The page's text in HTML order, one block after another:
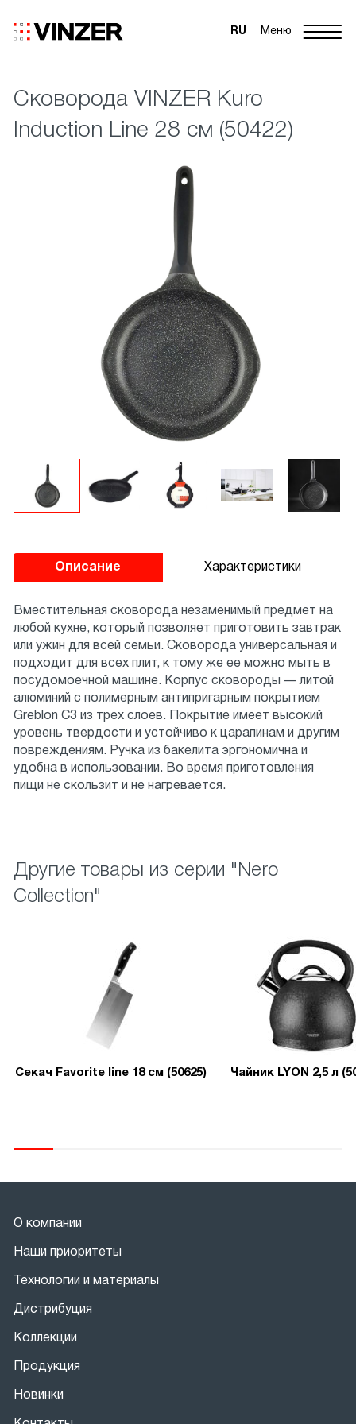
Меню
RU
Сковорода VINZER Kuro
Induction Line 28 см (50422)
Описание Характеристики
Вместительная сковорода незаменимый предмет на
любой кухне, который позволяет приготовить завтрак
или ужин для всей семьи. Сковорода универсальная и
подходит для всех плит, к тому же ее можно мыть в
посудомоечной машине. Корпус сковороды — литой
алюминий с полимерным антипригарным покрытием
Greblon С3 из трех слоев. Покрытие имеет высокий
уровень твердости и устойчиво к царапинам и другим
повреждениям. Ручка из бакелита эргономична и
удобна в использовании. Во время приготовления
пищи не скользит и не нагревается.
Другие товары из серии "Nero
Collection"
Секач Favorite line 18 см (50625) Чайник LYON 2,5 л
О компании
Наши приоритеты
Технологии и материалы
Дистрибуция
Коллекции
Продукция
Новинки